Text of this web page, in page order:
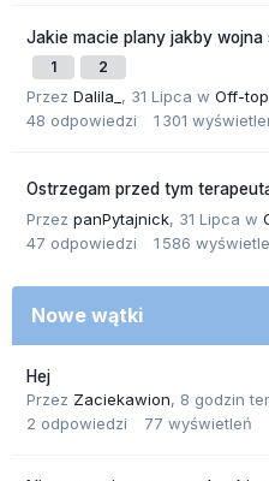
Jakie macie plany jakby wojna
1 2
Przez Dalila_ , 31 Lipca w Off-
48 odpowiedzi 1 301
Ostrzegam przed tym
Przez panPytajnick, 31 Lipca w
47 odpowiedzi 1 586
Nowe wątki
Hej
Przez Zaciekawion, 8 godzin
2 odpowiedzi 77 wyświetleń